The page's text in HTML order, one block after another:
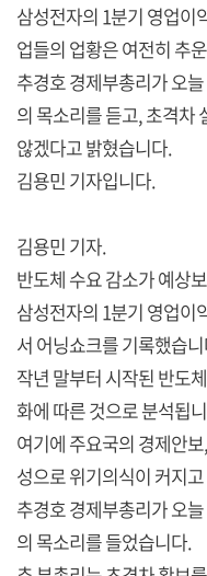
삼성전자의 1분기 영업이
업들의 업황은 여전히 추
추경호 경제부총리가 오
의 목소리를 듣고, 초격차
않겠다고 밝혔습니다.
김용민 기자입니다.
김용민 기자.
반도체 수요 감소가 예상
삼성전자의 1분기 영업이
서 어닝쇼크를 기록했습
작년 말부터 시작된 반도
화에 따른 것으로 분석됩
여기에 주요국의 경제안
성으로 위기의식이 커지
추경호 경제부총리가 오
의 목소리를 들었습니다.